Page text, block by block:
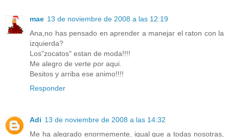
mae 13 de noviembre de 2008 a las 12:19
Ana,no has pensado en aprender a manejar el raton con la
izquierda?
Los"zocatos" estan de moda!!!!
Me alegro de verte por aqui.
Besitos y arriba ese animo!!!!
Responder
Adi 13 de noviembre de 2008 a las 14:32
Me ha alegrado enormemente, igual que a todas nosotras,